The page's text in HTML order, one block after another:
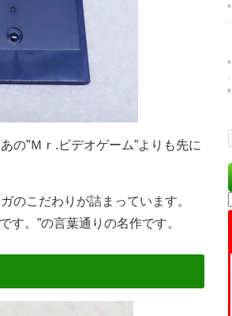
の”Ｍｒ.ビデオゲーム”よりも先に
のこだわりが詰まっています。
す。”の言葉通りの名作です。